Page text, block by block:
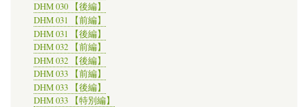
DHM 030 【後編】
DHM 031 【前編】
DHM 031 【後編】
DHM 032 【前編】
DHM 032 【後編】
DHM 033 【前編】
DHM 033 【後編】
DHM 033 【特別編】